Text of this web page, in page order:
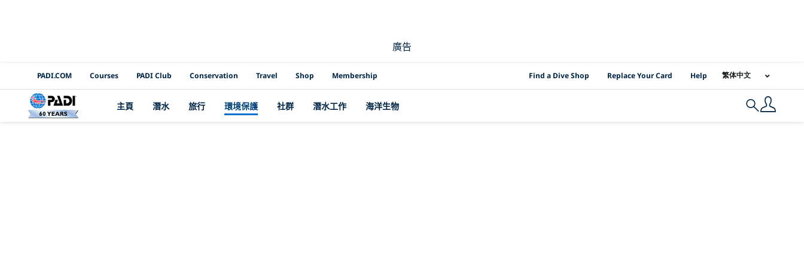
廣告
PADI Channels
PADI.COM Courses PADI Club Conservation Travel Shop Membership PADI Location Links
Find a Dive Shop Replace Your Card Help 繁体中文
主頁 潛水 旅行 環境保護 社群 潛水工作 海洋生物 Search